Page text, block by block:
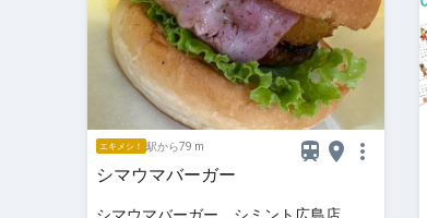
エキメシ！ 駅から79 m
シマウマバーガー